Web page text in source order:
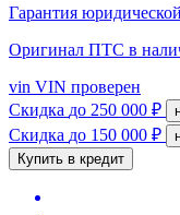
Гарантия
Оригинал ПТС в
vin VIN проверен
Скидка до 250 000 ₽
Скидка до 150 000 ₽
Купить в кредит